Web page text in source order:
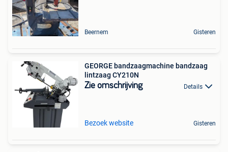
Beernem Gisteren
GEORGE bandzaagmachine bandzaag
lintzaag CY210N
Zie omschrijving Details
Bezoek website Gisteren